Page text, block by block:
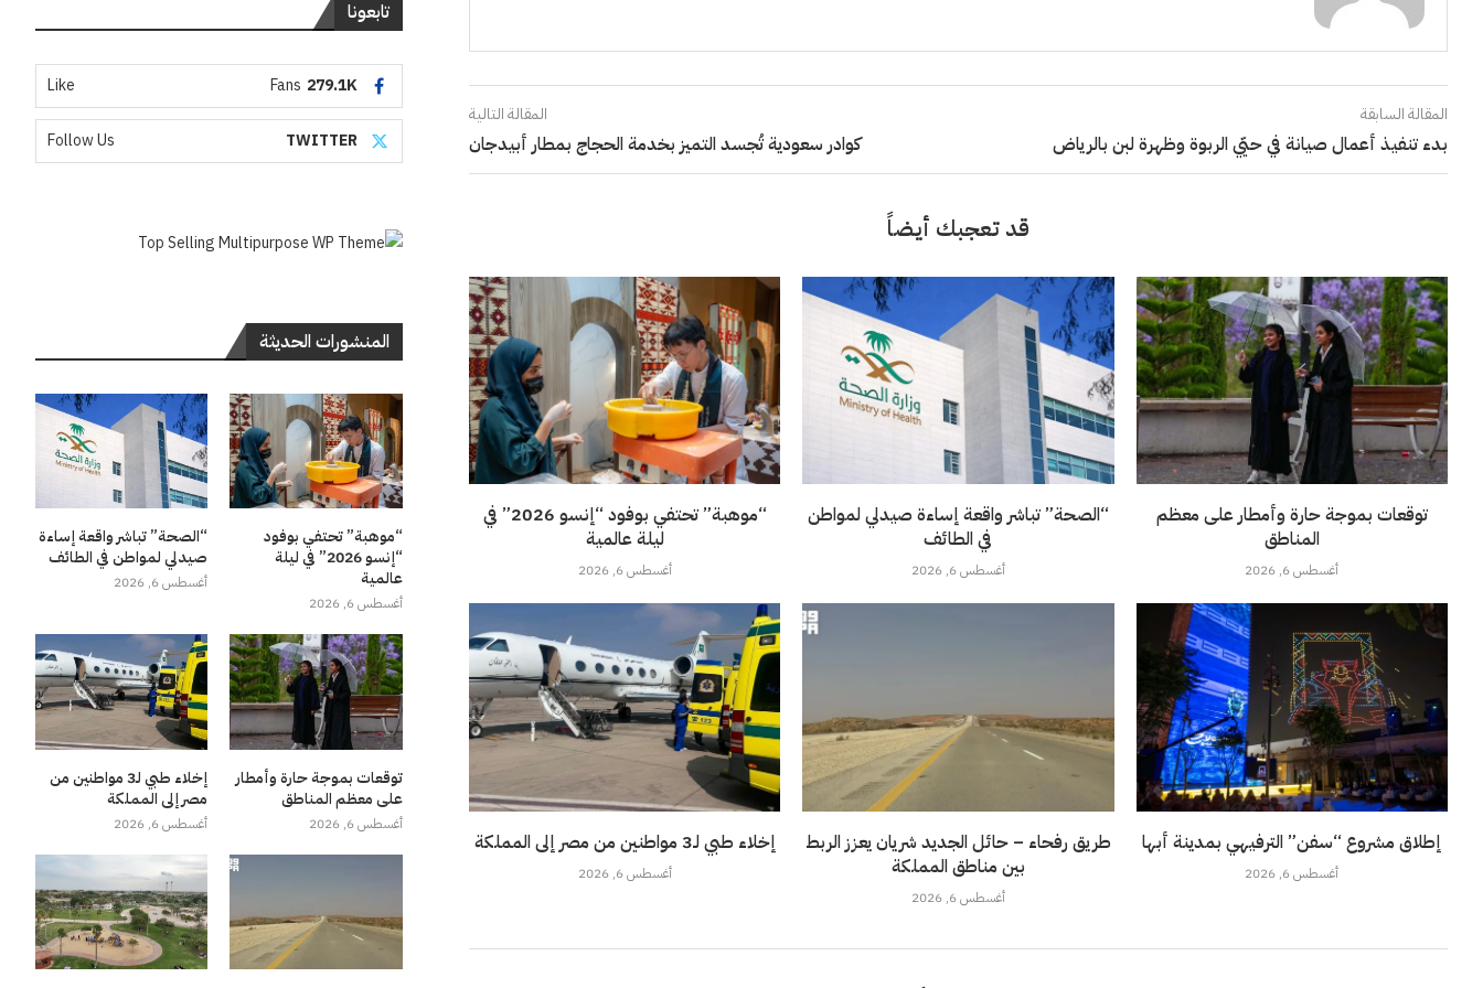
المقالة السابقة
بدء تنفيذ أعمال صيانة في حيّي الربوة وظهرة لبن بالرياض
المقالة التالية
كوادر سعودية تُجسد التميز بخدمة الحجاج بمطار أبيدجان
قد تعجبك أيضاً
“موهبة” تحتفي بوفود “إنسو 2026” في
ليلة عالمية
أغسطس 6, 2026
“الصحة” تباشر واقعة إساءة صيدلي لمواطن
في الطائف
أغسطس 6, 2026
توقعات بموجة حارة وأمطار على معظم
المناطق
أغسطس 6, 2026
إخلاء طبي لـ3 مواطنين من مصر إلى المملكة
أغسطس 6, 2026
طريق رفحاء – حائل الجديد شريان يعزز الربط
بين مناطق المملكة
أغسطس 6, 2026
إطلاق مشروع “سفن” الترفيهي بمدينة أبها
أغسطس 6, 2026
تابعونا
279.1K
Fans
Like
TWITTER
Follow Us
المنشورات الحديثة
“موهبة” تحتفي بوفود
“إنسو 2026” في ليلة
عالمية
أغسطس 6, 2026
“الصحة” تباشر واقعة إساءة
صيدلي لمواطن في الطائف
أغسطس 6, 2026
توقعات بموجة حارة وأمطار
على معظم المناطق
أغسطس 6, 2026
إخلاء طبي لـ3 مواطنين من
مصر إلى المملكة
أغسطس 6, 2026